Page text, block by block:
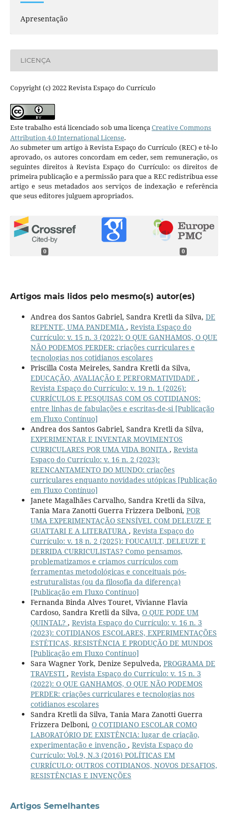
Apresentação
LICENÇA
Copyright (c) 2022 Revista Espaço do Currículo
Este trabalho está licenciado sob uma licença Creative Commons
Attribution 4.0 International License.
Ao submeter um artigo à Revista Espaço do Currículo (REC) e tê-lo
aprovado, os autores concordam em ceder, sem remuneração, os
seguintes direitos à Revista Espaço do Currículo: os direitos de
primeira publicação e a permissão para que a REC redistribua esse
artigo e seus metadados aos serviços de indexação e referência
que seus editores julguem apropriados.
0 0
Artigos mais lidos pelo mesmo(s) autor(es)
Andrea dos Santos Gabriel, Sandra Kretli da Silva, DE
REPENTE, UMA PANDEMIA , Revista Espaço do
Currículo: v. 15 n. 3 (2022): O QUE GANHAMOS, O QUE
NÃO PODEMOS PERDER: criações curriculares e
tecnologias nos cotidianos escolares
Priscilla Costa Meireles, Sandra Kretli da Silva,
EDUCAÇÃO, AVALIAÇÃO E PERFORMATIVIDADE ,
Revista Espaço do Currículo: v. 19 n. 1 (2026):
CURRÍCULOS E PESQUISAS COM OS COTIDIANOS:
entre linhas de fabulações e escritas-de-si [Publicação
em Fluxo Contínuo]
Andrea dos Santos Gabriel, Sandra Kretli da Silva,
EXPERIMENTAR E INVENTAR MOVIMENTOS
CURRICULARES POR UMA VIDA BONITA , Revista
Espaço do Currículo: v. 16 n. 2 (2023):
REENCANTAMENTO DO MUNDO: criações
curriculares enquanto novidades utópicas [Publicação
em Fluxo Contínuo]
Janete Magalhães Carvalho, Sandra Kretli da Silva,
Tania Mara Zanotti Guerra Frizzera Delboni, POR
UMA EXPERIMENTAÇÃO SENSÍVEL COM DELEUZE E
GUATTARI E A LITERATURA , Revista Espaço do
Currículo: v. 18 n. 2 (2025): FOUCAULT, DELEUZE E
DERRIDA CURRICULISTAS? Como pensamos,
problematizamos e criamos currículos com
ferramentas metodológicas e conceituais pós-
estruturalistas (ou da filosofia da diferença)
[Publicação em Fluxo Contínuo]
Fernanda Binda Alves Touret, Vivianne Flavia
Cardoso, Sandra Kretli da Silva, O QUE PODE UM
QUINTAL? , Revista Espaço do Currículo: v. 16 n. 3
(2023): COTIDIANOS ESCOLARES, EXPERIMENTAÇÕES
ESTÉTICAS, RESISTÊNCIA E PRODUÇÃO DE MUNDOS
[Publicação em Fluxo Contínuo]
Sara Wagner York, Denize Sepulveda, PROGRAMA DE
TRAVESTI , Revista Espaço do Currículo: v. 15 n. 3
(2022): O QUE GANHAMOS, O QUE NÃO PODEMOS
PERDER: criações curriculares e tecnologias nos
cotidianos escolares
Sandra Kretli da Silva, Tania Mara Zanotti Guerra
Frizzera Delboni, O COTIDIANO ESCOLAR COMO
LABORATÓRIO DE EXISTÊNCIA: lugar de criação,
experimentação e invenção , Revista Espaço do
Currículo: Vol.9, N.3 (2016) POLÍTICAS EM
CURRÍCULO: OUTROS COTIDIANOS, NOVOS DESAFIOS,
RESISTÊNCIAS E INVENÇÕES
Artigos Semelhantes